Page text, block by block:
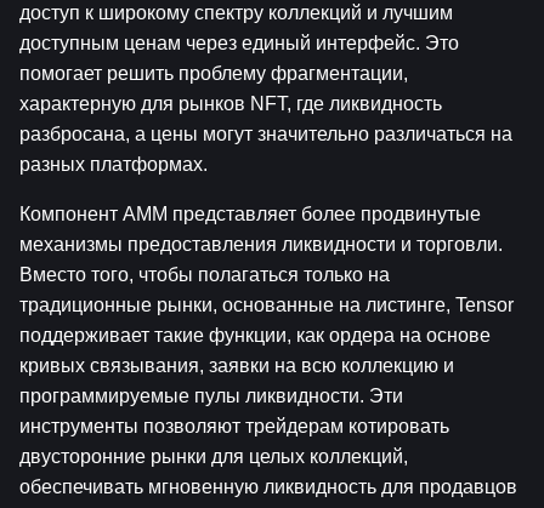
доступ к широкому спектру коллекций и лучшим
доступным ценам через единый интерфейс. Это
помогает решить проблему фрагментации,
характерную для рынков NFT, где ликвидность
разбросана, а цены могут значительно различаться на
разных платформах.
Компонент AMM представляет более продвинутые
механизмы предоставления ликвидности и торговли.
Вместо того, чтобы полагаться только на
традиционные рынки, основанные на листинге, Tensor
поддерживает такие функции, как ордера на основе
кривых связывания, заявки на всю коллекцию и
программируемые пулы ликвидности. Эти
инструменты позволяют трейдерам котировать
двусторонние рынки для целых коллекций,
обеспечивать мгновенную ликвидность для продавцов